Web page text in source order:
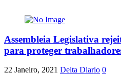
Assembleia Legislativa
para proteger
22 Janeiro, 2021 Delta Diario 0